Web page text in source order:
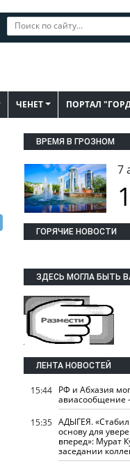
ЧЕНЕТ ПОРТАЛ
ВРЕМЯ В ГРОЗНОМ
7
ГОРЯЧИЕ НОВОСТИ
ЗДЕСЬ МОГЛА БЫТЬ
ЛЕНТА НОВОСТЕЙ
15:44 РФ и Абхазия
авиасообщение
15:35 АДЫГЕЯ.
основу для
вперед»: Мурат
заседании